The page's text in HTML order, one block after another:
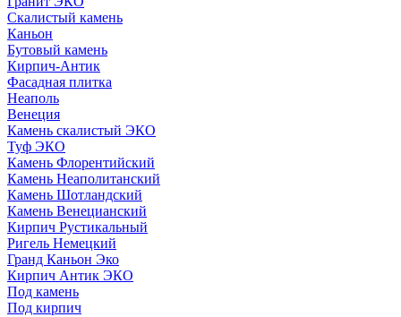
Скалистый камень
Каньон
Бутовый камень
Кирпич-Антик
Фасадная плитка
Неаполь
Венеция
Камень скалистый ЭКО
Туф ЭКО
Камень Флорентийский
Камень Неаполитанский
Камень Шотландский
Камень Венецианский
Кирпич Рустикальный
Ригель Немецкий
Гранд Каньон Эко
Кирпич Антик ЭКО
Под камень
Под кирпич